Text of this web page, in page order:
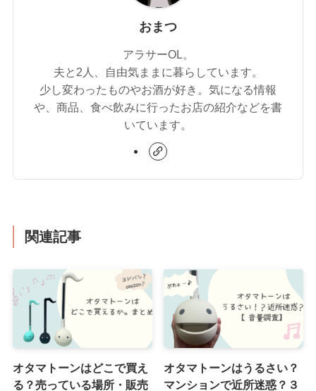
おまつ
アラサーOL。
夫と2人、自由気ままに暮らしています。
少し変わったものやお酒が好き。気になる情報
や、商品、食べ飲みに行ったお店の紹介などを書
いています。
関連記事
オタマトーンはどこで買え
る？売っている場所・販売
オタマトーンはうるさい？
マンションで近所迷惑？３